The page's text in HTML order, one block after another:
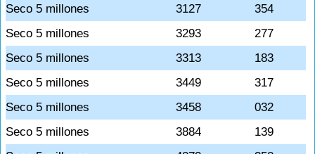
Seco 5 millones
3127
354
Seco 5 millones
3293
277
Seco 5 millones
3313
183
Seco 5 millones
3449
317
Seco 5 millones
3458
032
Seco 5 millones
3884
139